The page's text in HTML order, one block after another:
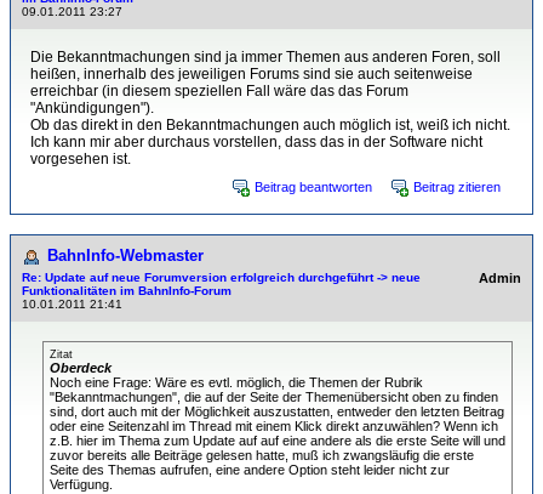
09.01.2011 23:27
Die Bekanntmachungen sind ja immer Themen aus anderen Foren, soll
heißen, innerhalb des jeweiligen Forums sind sie auch seitenweise
erreichbar (in diesem speziellen Fall wäre das das Forum
"Ankündigungen").
Ob das direkt in den Bekanntmachungen auch möglich ist, weiß ich nicht.
Ich kann mir aber durchaus vorstellen, dass das in der Software nicht
vorgesehen ist.
Beitrag beantworten Beitrag zitieren
BahnInfo-Webmaster
Re: Update auf neue Forumversion erfolgreich durchgeführt -> neue
Funktionalitäten im BahnInfo-Forum
10.01.2011 21:41
Admin
Zitat
Oberdeck
Noch eine Frage: Wäre es evtl. möglich, die Themen der Rubrik
"Bekanntmachungen", die auf der Seite der Themenübersicht oben zu finden
sind, dort auch mit der Möglichkeit auszustatten, entweder den letzten Beitrag
oder eine Seitenzahl im Thread mit einem Klick direkt anzuwählen? Wenn ich
z.B. hier im Thema zum Update auf auf eine andere als die erste Seite will und
zuvor bereits alle Beiträge gelesen hatte, muß ich zwangsläufig die erste
Seite des Themas aufrufen, eine andere Option steht leider nicht zur
Verfügung.